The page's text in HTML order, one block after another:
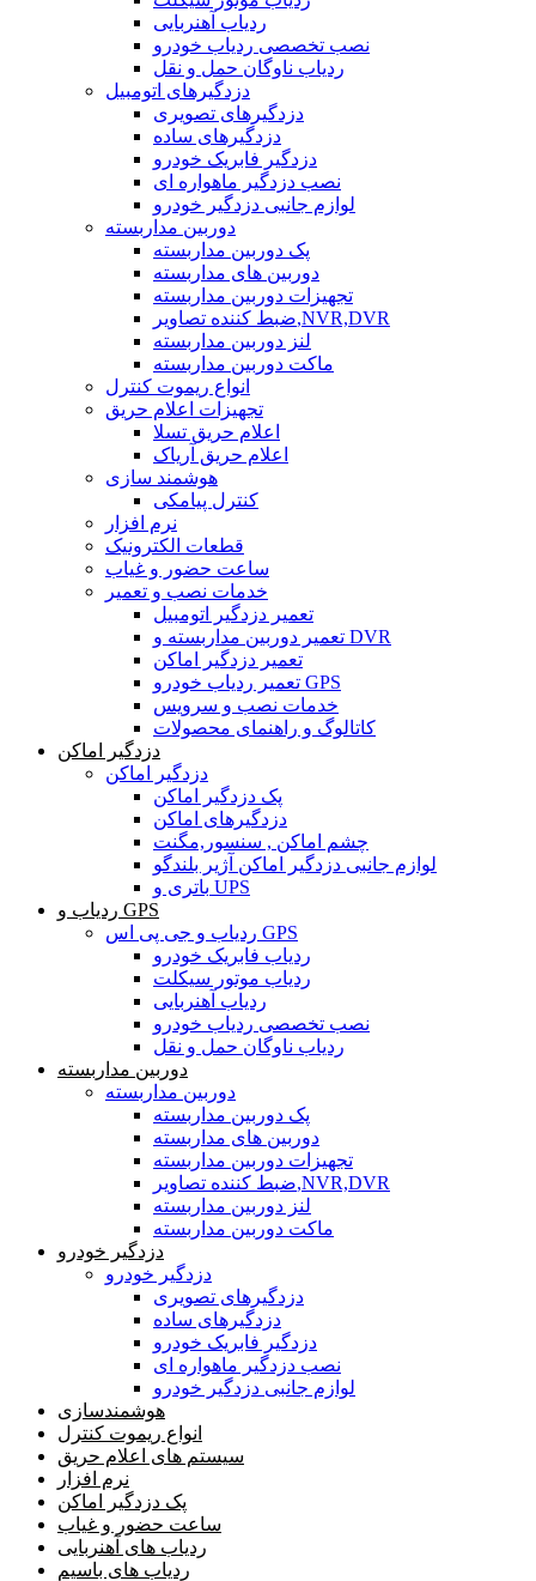
ردیاب آهنربایی
نصب تخصصی ردیاب خودرو
ردیاب ناوگان حمل و نقل
دزدگیرهای اتومبیل
دزدگیرهای تصویری
دزدگیرهای ساده
دزدگیر فابریک خودرو
نصب دزدگیر ماهواره ای
لوازم جانبی دزدگیر خودرو
دوربین مداربسته
پک دوربین مداربسته
دوربین های مداربسته
تجهیزات دوربین مداربسته
ضبط کننده تصاویر,NVR,DVR
لنز دوربین مداربسته
ماکت دوربین مداربسته
انواع ریموت کنترل
تجهیزات اعلام حریق
اعلام حریق تسلا
اعلام حریق آریاک
هوشمند سازی
کنترل پیامکی
نرم افزار
قطعات الکترونیک
ساعت حضور و غیاب
خدمات نصب و تعمیر
تعمیر دزدگیر اتومبیل
تعمیر دوربین مداربسته و DVR
تعمیر دزدگیر اماکن
تعمیر ردیاب خودرو GPS
خدمات نصب و سرویس
کاتالوگ و راهنمای محصولات
دزدگیر اماکن
دزدگیر اماکن
پک دزدگیر اماکن
دزدگیرهای اماکن
چشم اماکن , سنسور,مگنت
لوازم جانبی دزدگیر اماکن آژیر بلندگو
باتری و UPS
ردیاب و GPS
ردیاب و جی پی اس GPS
ردیاب فابریک خودرو
ردیاب موتور سیکلت
ردیاب آهنربایی
نصب تخصصی ردیاب خودرو
ردیاب ناوگان حمل و نقل
دوربین مداربسته
دوربین مداربسته
پک دوربین مداربسته
دوربین های مداربسته
تجهیزات دوربین مداربسته
ضبط کننده تصاویر,NVR,DVR
لنز دوربین مداربسته
ماکت دوربین مداربسته
دزدگیر خودرو
دزدگیر خودرو
دزدگیرهای تصویری
دزدگیرهای ساده
دزدگیر فابریک خودرو
نصب دزدگیر ماهواره ای
لوازم جانبی دزدگیر خودرو
هوشمندسازی
انواع ریموت کنترل
سیستم های اعلام حریق
نرم افزار
پک دزدگیر اماکن
ساعت حضور و غیاب
ردیاب های آهنربایی
ردیاب های باسیم